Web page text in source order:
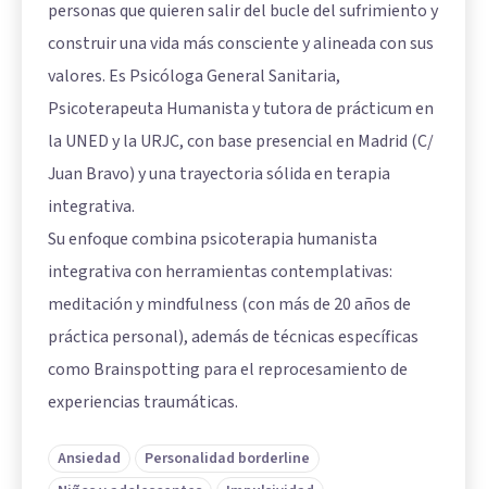
personas que quieren salir del bucle del sufrimiento y
construir una vida más consciente y alineada con sus
valores. Es Psicóloga General Sanitaria,
Psicoterapeuta Humanista y tutora de prácticum en
la UNED y la URJC, con base presencial en Madrid (C/
Juan Bravo) y una trayectoria sólida en terapia
integrativa.
Su enfoque combina psicoterapia humanista
integrativa con herramientas contemplativas:
meditación y mindfulness (con más de 20 años de
práctica personal), además de técnicas específicas
como Brainspotting para el reprocesamiento de
experiencias traumáticas.
Ansiedad
Personalidad borderline